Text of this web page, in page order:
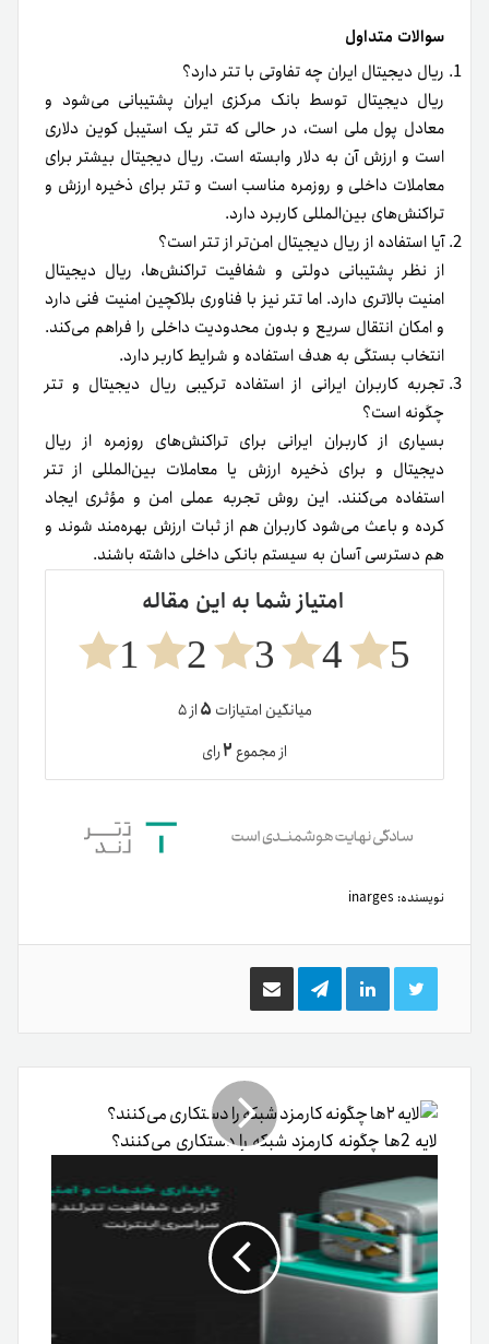
سوالات متداول
ریال دیجیتال ایران چه تفاوتی با تتر دارد؟
ریال دیجیتال توسط بانک مرکزی ایران پشتیبانی می‌شود و
معادل پول ملی است، در حالی که تتر یک استیبل کوین دلاری
است و ارزش آن به دلار وابسته است. ریال دیجیتال بیشتر برای
معاملات داخلی و روزمره مناسب است و تتر برای ذخیره ارزش و
تراکنش‌های بین‌المللی کاربرد دارد.
آیا استفاده از ریال دیجیتال امن‌تر از تتر است؟
از نظر پشتیبانی دولتی و شفافیت تراکنش‌ها، ریال دیجیتال
امنیت بالاتری دارد. اما تتر نیز با فناوری بلاکچین امنیت فنی دارد
و امکان انتقال سریع و بدون محدودیت داخلی را فراهم می‌کند.
انتخاب بستگی به هدف استفاده و شرایط کاربر دارد.
تجربه کاربران ایرانی از استفاده ترکیبی ریال دیجیتال و تتر
چگونه است؟
بسیاری از کاربران ایرانی برای تراکنش‌های روزمره از ریال
دیجیتال و برای ذخیره ارزش یا معاملات بین‌المللی از تتر
استفاده می‌کنند. این روش تجربه عملی امن و مؤثری ایجاد
کرده و باعث می‌شود کاربران هم از ثبات ارزش بهره‌مند شوند و
هم دسترسی آسان به سیستم بانکی داخلی داشته باشند.
امتیاز شما به این مقاله
5
4
3
2
1
میانگین امتیازات ۵از ۵
از مجموع۲رای
نویسنده: inarges
توییتر لینکدینتلگرام اشتراک
گذاری
ایمیل
لایه 2ها چگونه کارمزد شبکه را دستکاری می‌کنند؟